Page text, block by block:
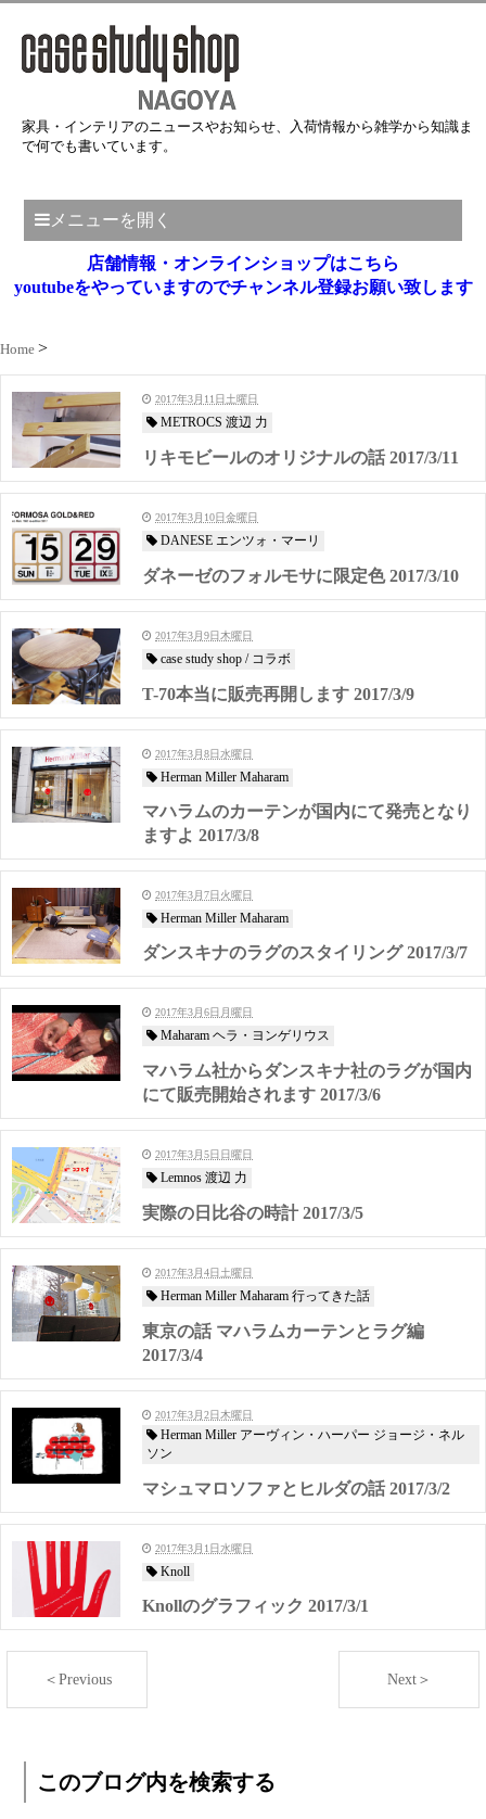
家具・インテリアのニュースやお知らせ、入荷情報から雑学から知識ま
で何でも書いています。
メニューを開く
店舗情報・オンラインショップはこちら
youtubeをやっていますのでチャンネル登録お願い致します
Home
2017年3月11日土曜日
METROCS 渡辺 力
リキモビールのオリジナルの話 2017/3/11
2017年3月10日金曜日
DANESE エンツォ・マーリ
ダネーゼのフォルモサに限定色 2017/3/10
2017年3月9日木曜日
case study shop / コラボ
T-70本当に販売再開します 2017/3/9
2017年3月8日水曜日
Herman Miller Maharam
マハラムのカーテンが国内にて発売となり
ますよ 2017/3/8
2017年3月7日火曜日
Herman Miller Maharam
ダンスキナのラグのスタイリング 2017/3/7
2017年3月6日月曜日
Maharam ヘラ・ヨンゲリウス
マハラム社からダンスキナ社のラグが国内
にて販売開始されます 2017/3/6
2017年3月5日日曜日
Lemnos 渡辺 力
実際の日比谷の時計 2017/3/5
2017年3月4日土曜日
Herman Miller Maharam 行ってきた話
東京の話 マハラムカーテンとラグ編
2017/3/4
2017年3月2日木曜日
Herman Miller アーヴィン・ハーパー ジョージ・ネル
ソン
マシュマロソファとヒルダの話 2017/3/2
2017年3月1日水曜日
Knoll
Knollのグラフィック 2017/3/1
＜Previous Next＞
このブログ内を検索する